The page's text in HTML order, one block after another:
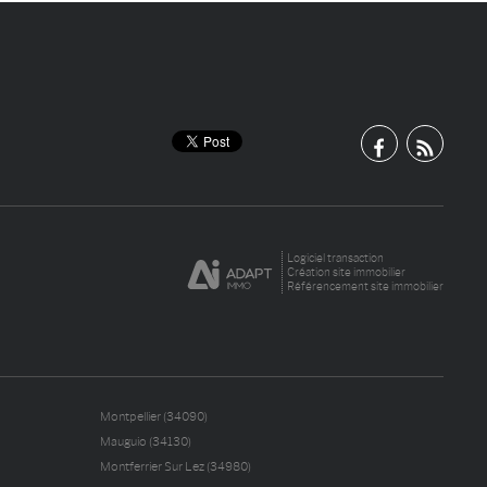
Logiciel transaction
Création site immobilier
Référencement site immobilier
Montpellier (34090)
Mauguio (34130)
Montferrier Sur Lez (34980)